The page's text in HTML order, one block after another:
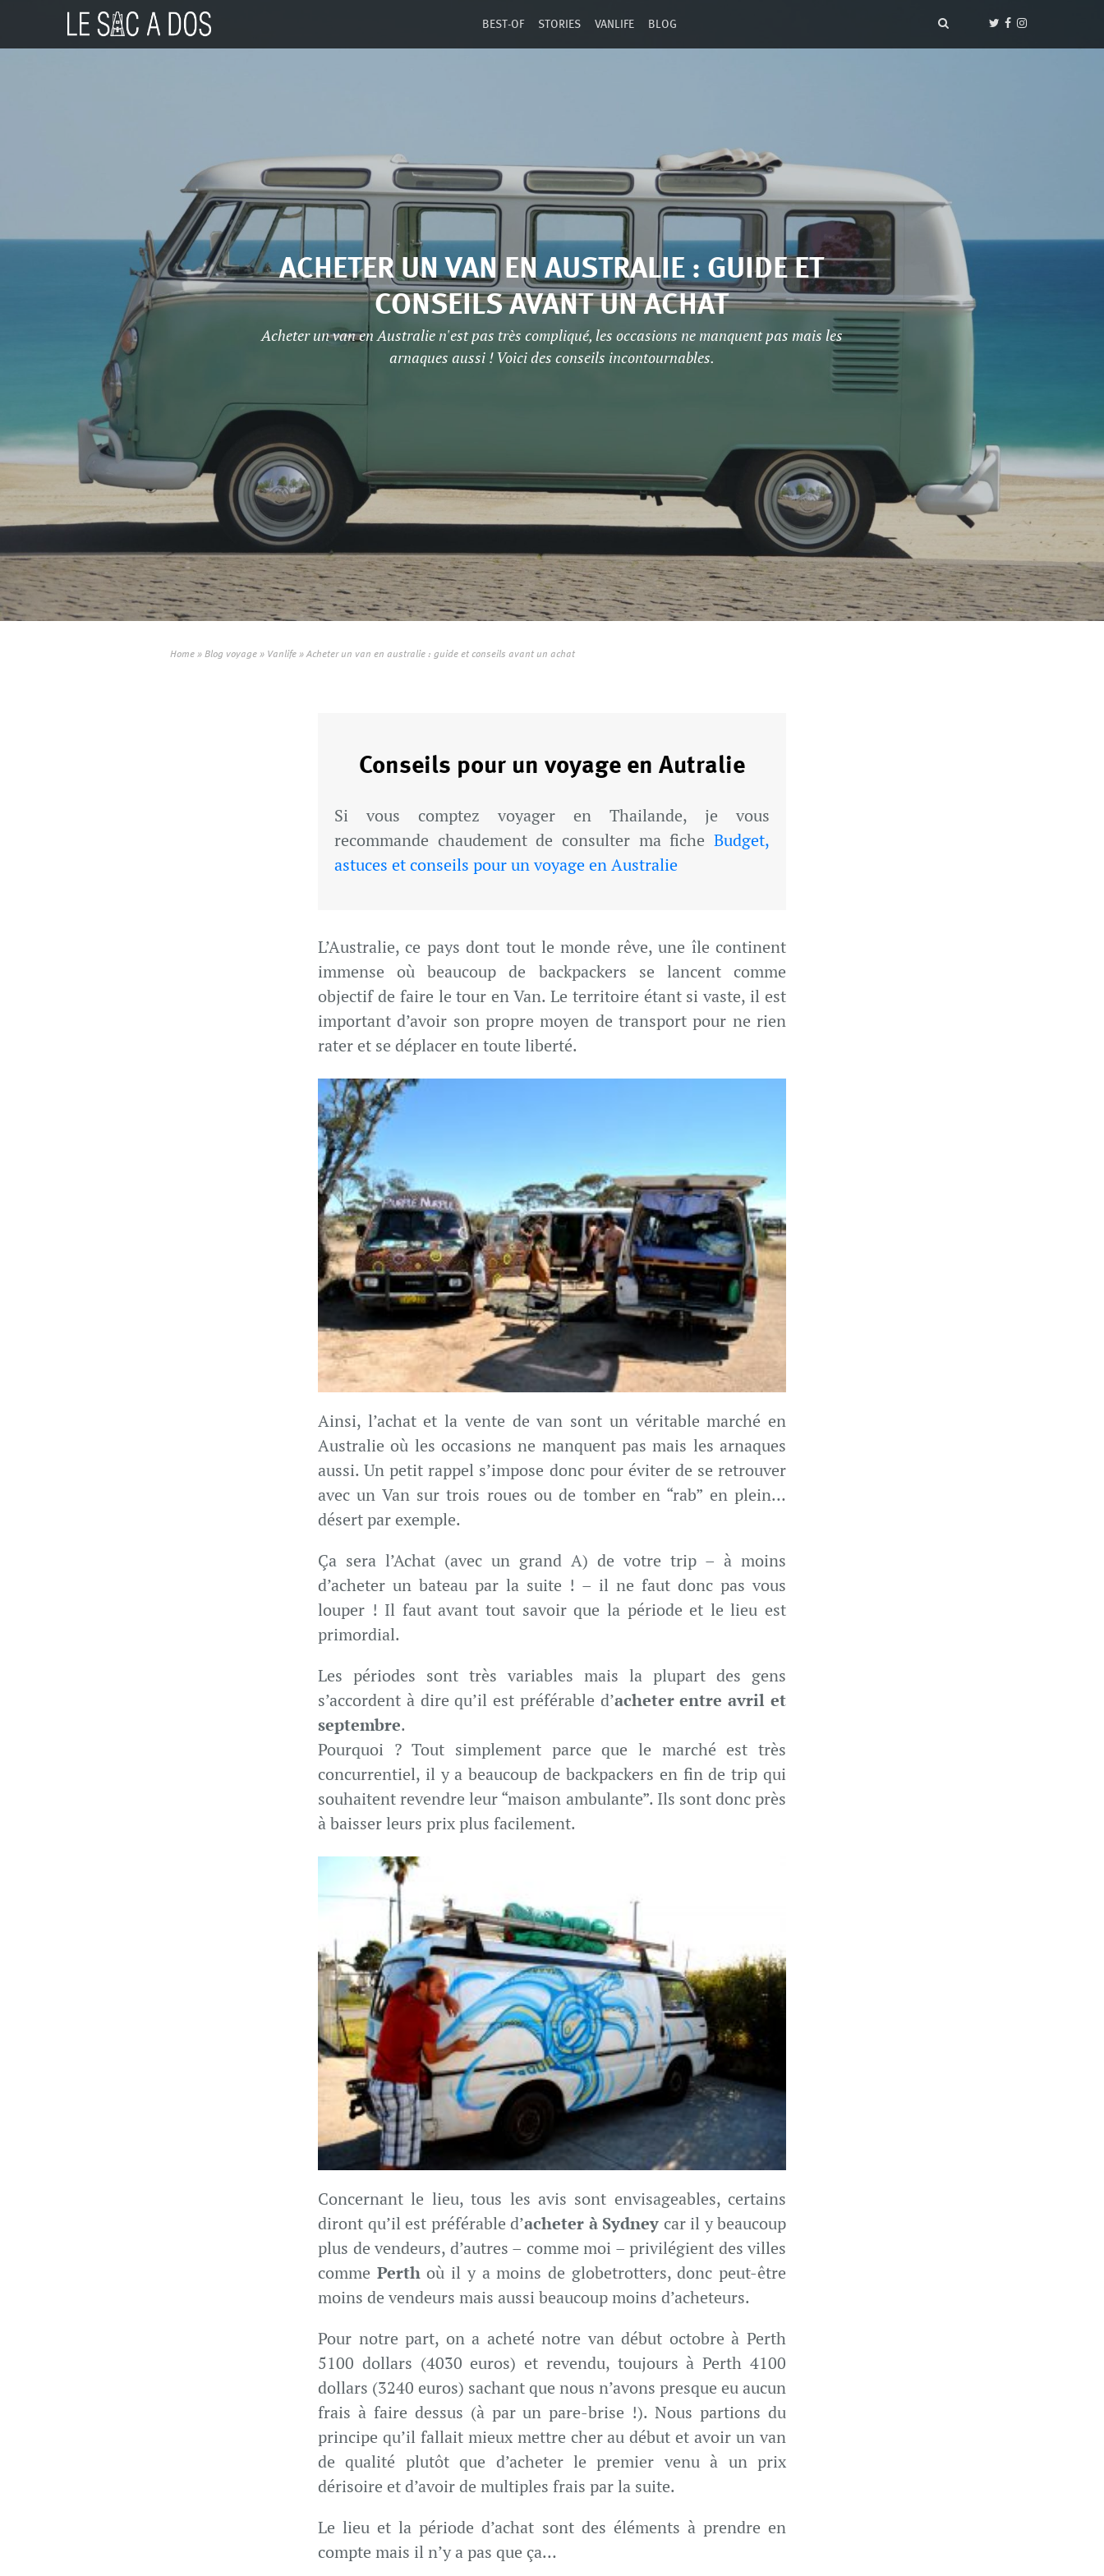
BEST-OF STORIES VANLIFE BLOG
ACHETER UN VAN EN AUSTRALIE : GUIDE ET
CONSEILS AVANT UN ACHAT
Acheter un van en Australie n'est pas très compliqué, les occasions ne manquent pas mais les
arnaques aussi ! Voici des conseils incontournables.
Home » Blog voyage » Vanlife »Acheter un van en australie : guide et conseils avant un achat
Conseils pour un voyage en Autralie
Si vous comptez voyager en Thailande, je vous
recommande chaudement de consulter ma fiche Budget,
astuces et conseils pour un voyage en Australie
L’Australie, ce pays dont tout le monde rêve, une île continent
immense où beaucoup de backpackers se lancent comme
objectif de faire le tour en Van. Le territoire étant si vaste, il est
important d’avoir son propre moyen de transport pour ne rien
rater et se déplacer en toute liberté.
Ainsi, l’achat et la vente de van sont un véritable marché en
Australie où les occasions ne manquent pas mais les arnaques
aussi. Un petit rappel s’impose donc pour éviter de se retrouver
avec un Van sur trois roues ou de tomber en “rab” en plein…
désert par exemple.
Ça sera l’Achat (avec un grand A) de votre trip – à moins
d’acheter un bateau par la suite ! – il ne faut donc pas vous
louper ! Il faut avant tout savoir que la période et le lieu est
primordial.
Les périodes sont très variables mais la plupart des gens
s’accordent à dire qu’il est préférable d’acheter entre avril et
septembre.
Pourquoi ? Tout simplement parce que le marché est très
concurrentiel, il y a beaucoup de backpackers en fin de trip qui
souhaitent revendre leur “maison ambulante”. Ils sont donc près
à baisser leurs prix plus facilement.
Concernant le lieu, tous les avis sont envisageables, certains
diront qu’il est préférable d’acheter à Sydney car il y beaucoup
plus de vendeurs, d’autres – comme moi – privilégient des villes
comme Perthoù il y a moins de globetrotters, donc peut-être
moins de vendeurs mais aussi beaucoup moins d’acheteurs.
Pour notre part, on a acheté notre van début octobre à Perth
5100 dollars (4030 euros) et revendu, toujours à Perth 4100
dollars (3240 euros) sachant que nous n’avons presque eu aucun
frais à faire dessus (à par un pare-brise !). Nous partions du
principe qu’il fallait mieux mettre cher au début et avoir un van
de qualité plutôt que d’acheter le premier venu à un prix
dérisoire et d’avoir de multiples frais par la suite.
Le lieu et la période d’achat sont des éléments à prendre en
compte mais il n’y a pas que ça…